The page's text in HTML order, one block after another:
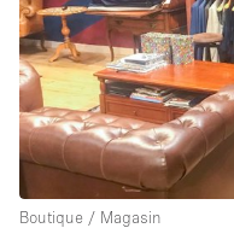
Boutique / Magasin